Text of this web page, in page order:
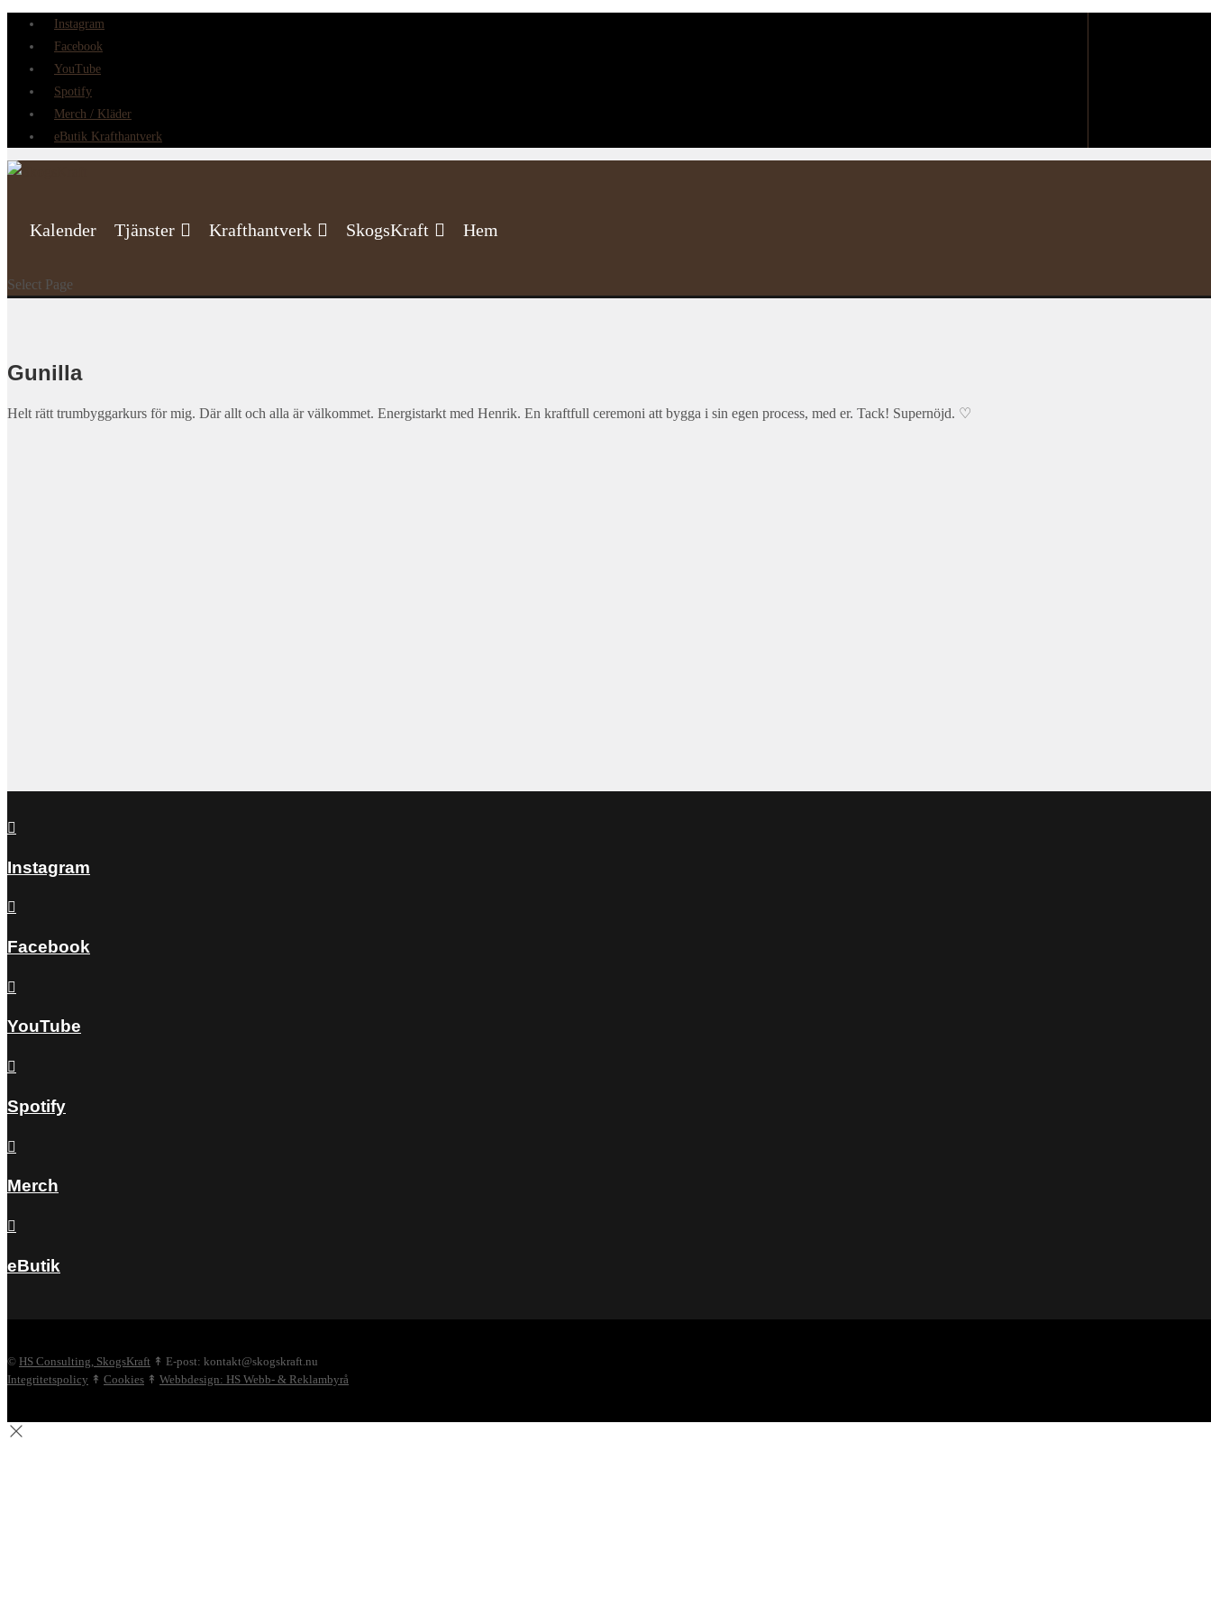
Instagram
Facebook
YouTube
Spotify
Merch / Kläder
eButik Krafthantverk
Kalender Tjänster Krafthantverk SkogsKraft Hem
Select Page
Gunilla
Helt rätt trumbyggarkurs för mig. Där allt och alla är välkommet. Energistarkt med Henrik. En kraftfull ceremoni att bygga i sin egen process, med er. Tack! Supernöjd. ♡

Instagram

Facebook

YouTube

Spotify

Merch

eButik
© HS Consulting, SkogsKraft ↟ E-post: kontakt@skogskraft.nu
Integritetspolicy ↟ Cookies ↟ Webbdesign: HS Webb- & Reklambyrå